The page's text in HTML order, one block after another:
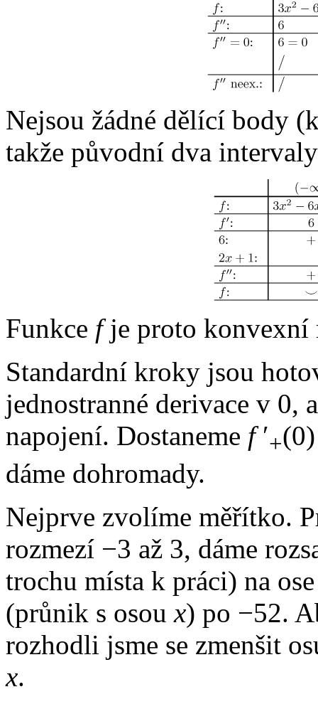
Nejsou žádné dělící body
takže původní dva
Funkce fje proto konvexní
Standardní kroky jsou
jednostranné derivace v 0,
napojení. Dostaneme f′+
dáme dohromady.
Nejprve zvolíme měřítko.
rozmezí −3 až 3, dáme
trochu místa k práci) na
(průnik s osoux) po −52.
rozhodli jsme se zmenšit
x.